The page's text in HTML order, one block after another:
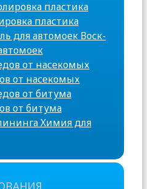
пластика
Воск-
от насекомых
от битума
Химия для